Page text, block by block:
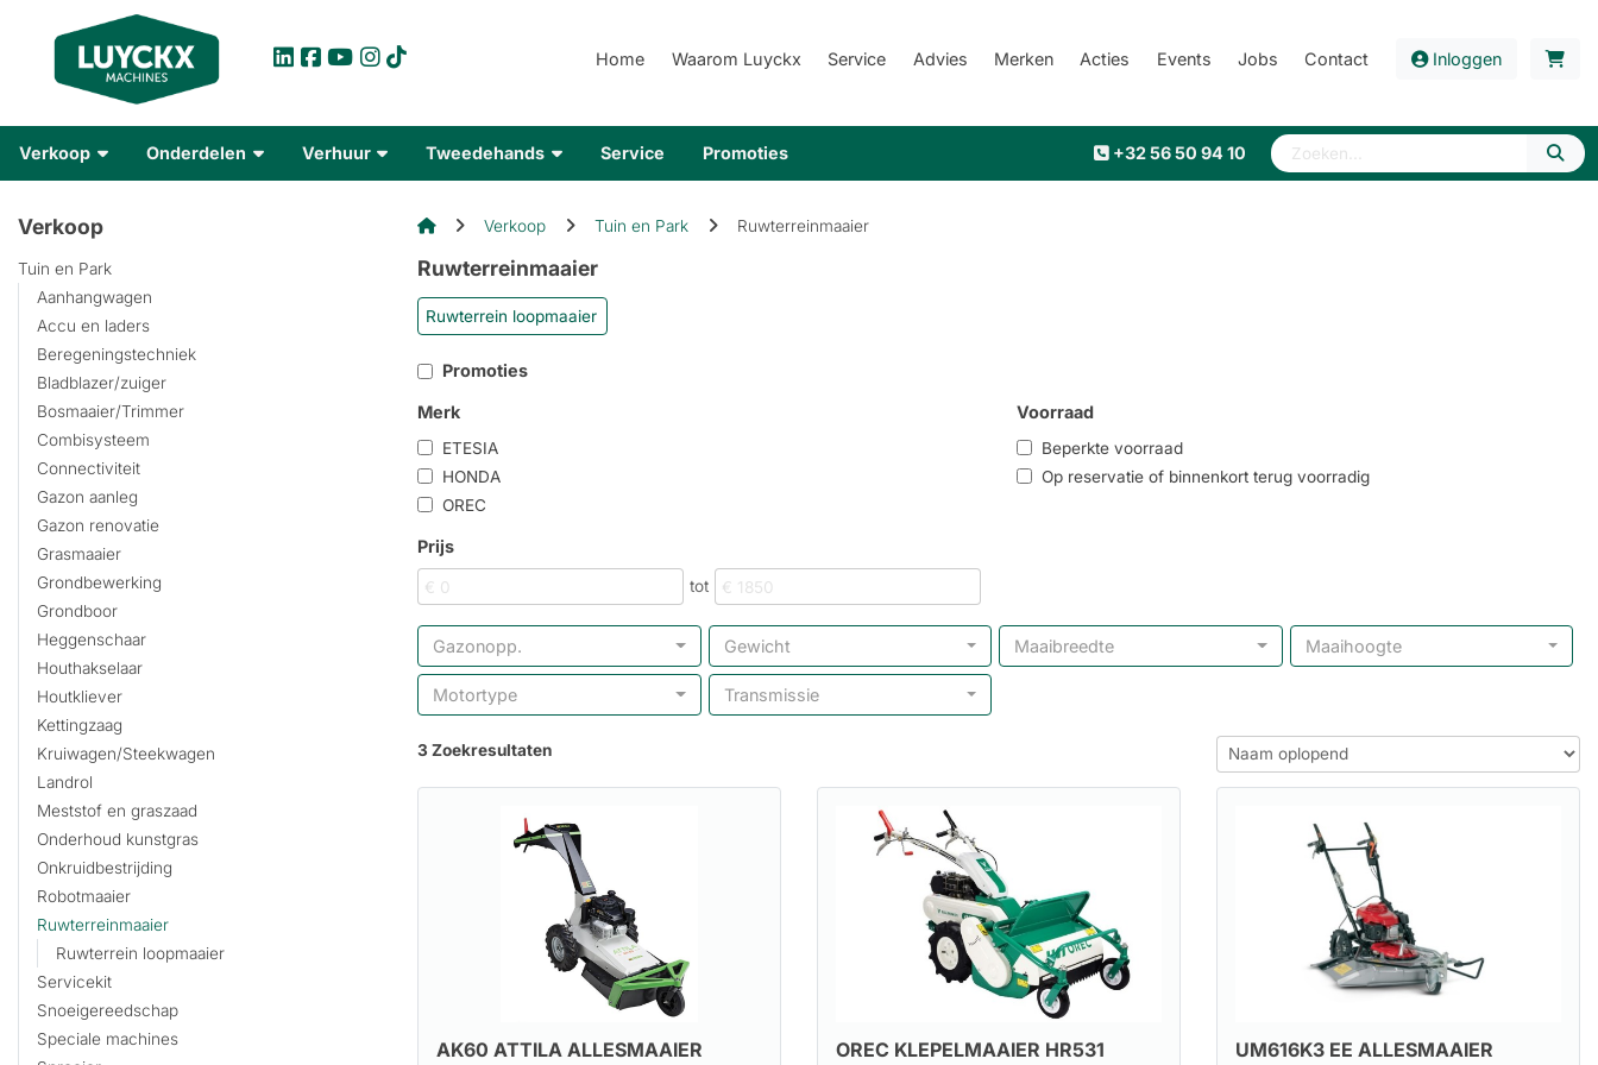
Home Waarom Luyckx Service Advies Merken Acties Events Jobs Contact Inloggen
Verkoop Onderdelen Verhuur Tweedehands Service Promoties +32 56 50 94 10
Verkoop
Tuin en Park
Aanhangwagen
Accu en laders
Beregeningstechniek
Bladblazer/zuiger
Bosmaaier/Trimmer
Combisysteem
Connectiviteit
Gazon aanleg
Gazon renovatie
Grasmaaier
Grondbewerking
Grondboor
Heggenschaar
Houthakselaar
Houtkliever
Kettingzaag
Kruiwagen/Steekwagen
Landrol
Meststof en graszaad
Onderhoud kunstgras
Onkruidbestrijding
Robotmaaier
Ruwterreinmaaier
Ruwterrein loopmaaier
Servicekit
Snoeigereedschap
Speciale machines
Verkoop Tuin en Park Ruwterreinmaaier
Ruwterreinmaaier
Ruwterrein loopmaaier
Promoties
Merk
ETESIA
HONDA
OREC
Voorraad
Beperkte voorraad
Op reservatie of binnenkort terug voorradig
Prijs
tot
Gazonopp. Gewicht Maaibreedte Maaihoogte
Motortype Transmissie
3 Zoekresultaten
AK60 ATTILA ALLESMAAIER
OREC KLEPELMAAIER HR531
UM616K3 EE ALLESMAAIER